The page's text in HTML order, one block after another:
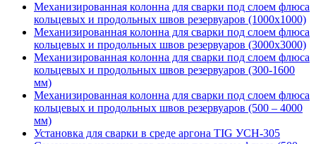
Механизированная колонна для сварки под слоем флюса
кольцевых и продольных швов резервуаров (1000х1000)
Механизированная колонна для сварки под слоем флюса
кольцевых и продольных швов резервуаров (3000х3000)
Механизированная колонна для сварки под слоем флюса
кольцевых и продольных швов резервуаров (300-1600
мм)
Механизированная колонна для сварки под слоем флюса
кольцевых и продольных швов резервуаров (500 – 4000
мм)
Установка для сварки в среде аргона TIG УСН-305